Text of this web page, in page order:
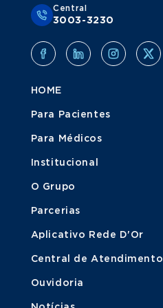
Central
3003-3230
HOME
Para Pacientes
Para Médicos
Institucional
O Grupo
Parcerias
Aplicativo Rede D'Or
Central de Atendimento
Ouvidoria